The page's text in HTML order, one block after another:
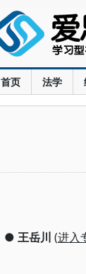
首页 法学
● 王岳川 (进入